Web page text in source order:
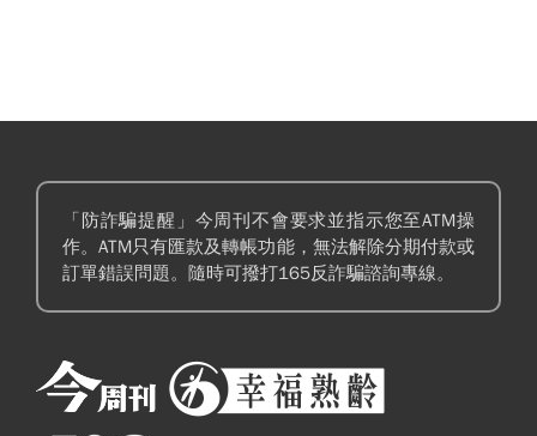
「防詐騙提醒」今周刊不會要求並指示您至ATM操
作。ATM只有匯款及轉帳功能，無法解除分期付款或
訂單錯誤問題。隨時可撥打165反詐騙諮詢專線。